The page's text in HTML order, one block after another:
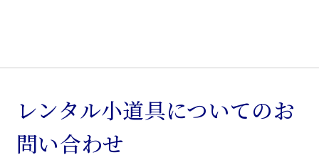
レンタル小道具についてのお
問い合わせ